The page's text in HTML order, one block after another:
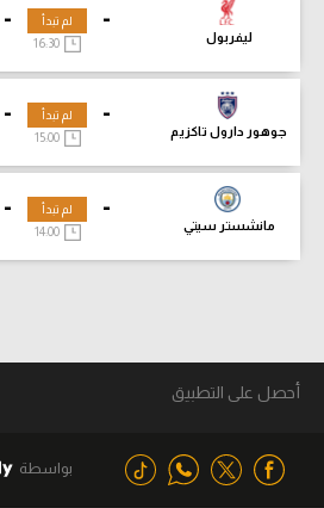
-
ليفربول
- لم تبدأ
-
جوهور دارول تاكزيم
- لم تبدأ
15:00
-
مانشستر سيتي
- لم تبدأ
14:00
أحصل على التطبيق
بواسطة